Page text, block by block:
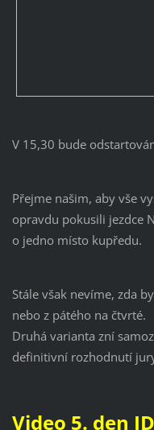
V 15,30 bude
Přejme našim, aby vše
opravdu pokusili jezdce
o jedno místo kupředu.
Stále však nevíme, zda
nebo z pátého na čtvrté.
Druhá varianta zní
definitivní rozhodnutí
Video 5. den